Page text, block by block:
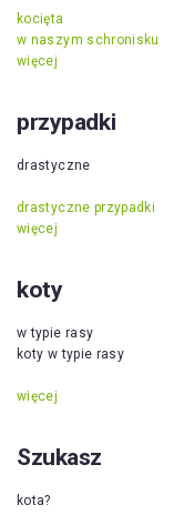
kocięta
w naszym schronisku
więcej
przypadki
drastyczne
drastyczne przypadki
więcej
koty
w typie rasy
koty w typie rasy
więcej
Szukasz
kota?